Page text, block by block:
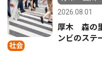
社会
2026.08.01
厚木 森の
ンビのステ